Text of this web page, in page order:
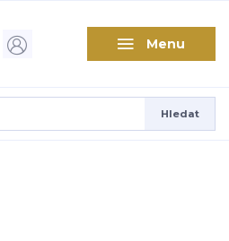
Menu
Hledat